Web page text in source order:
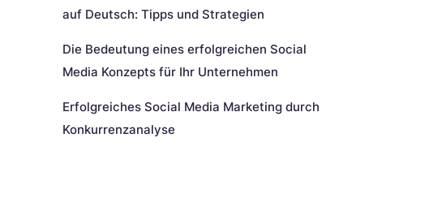
auf Deutsch: Tipps und Strategien
Die Bedeutung eines erfolgreichen Social
Media Konzepts für Ihr Unternehmen
Erfolgreiches Social Media Marketing durch
Konkurrenzanalyse